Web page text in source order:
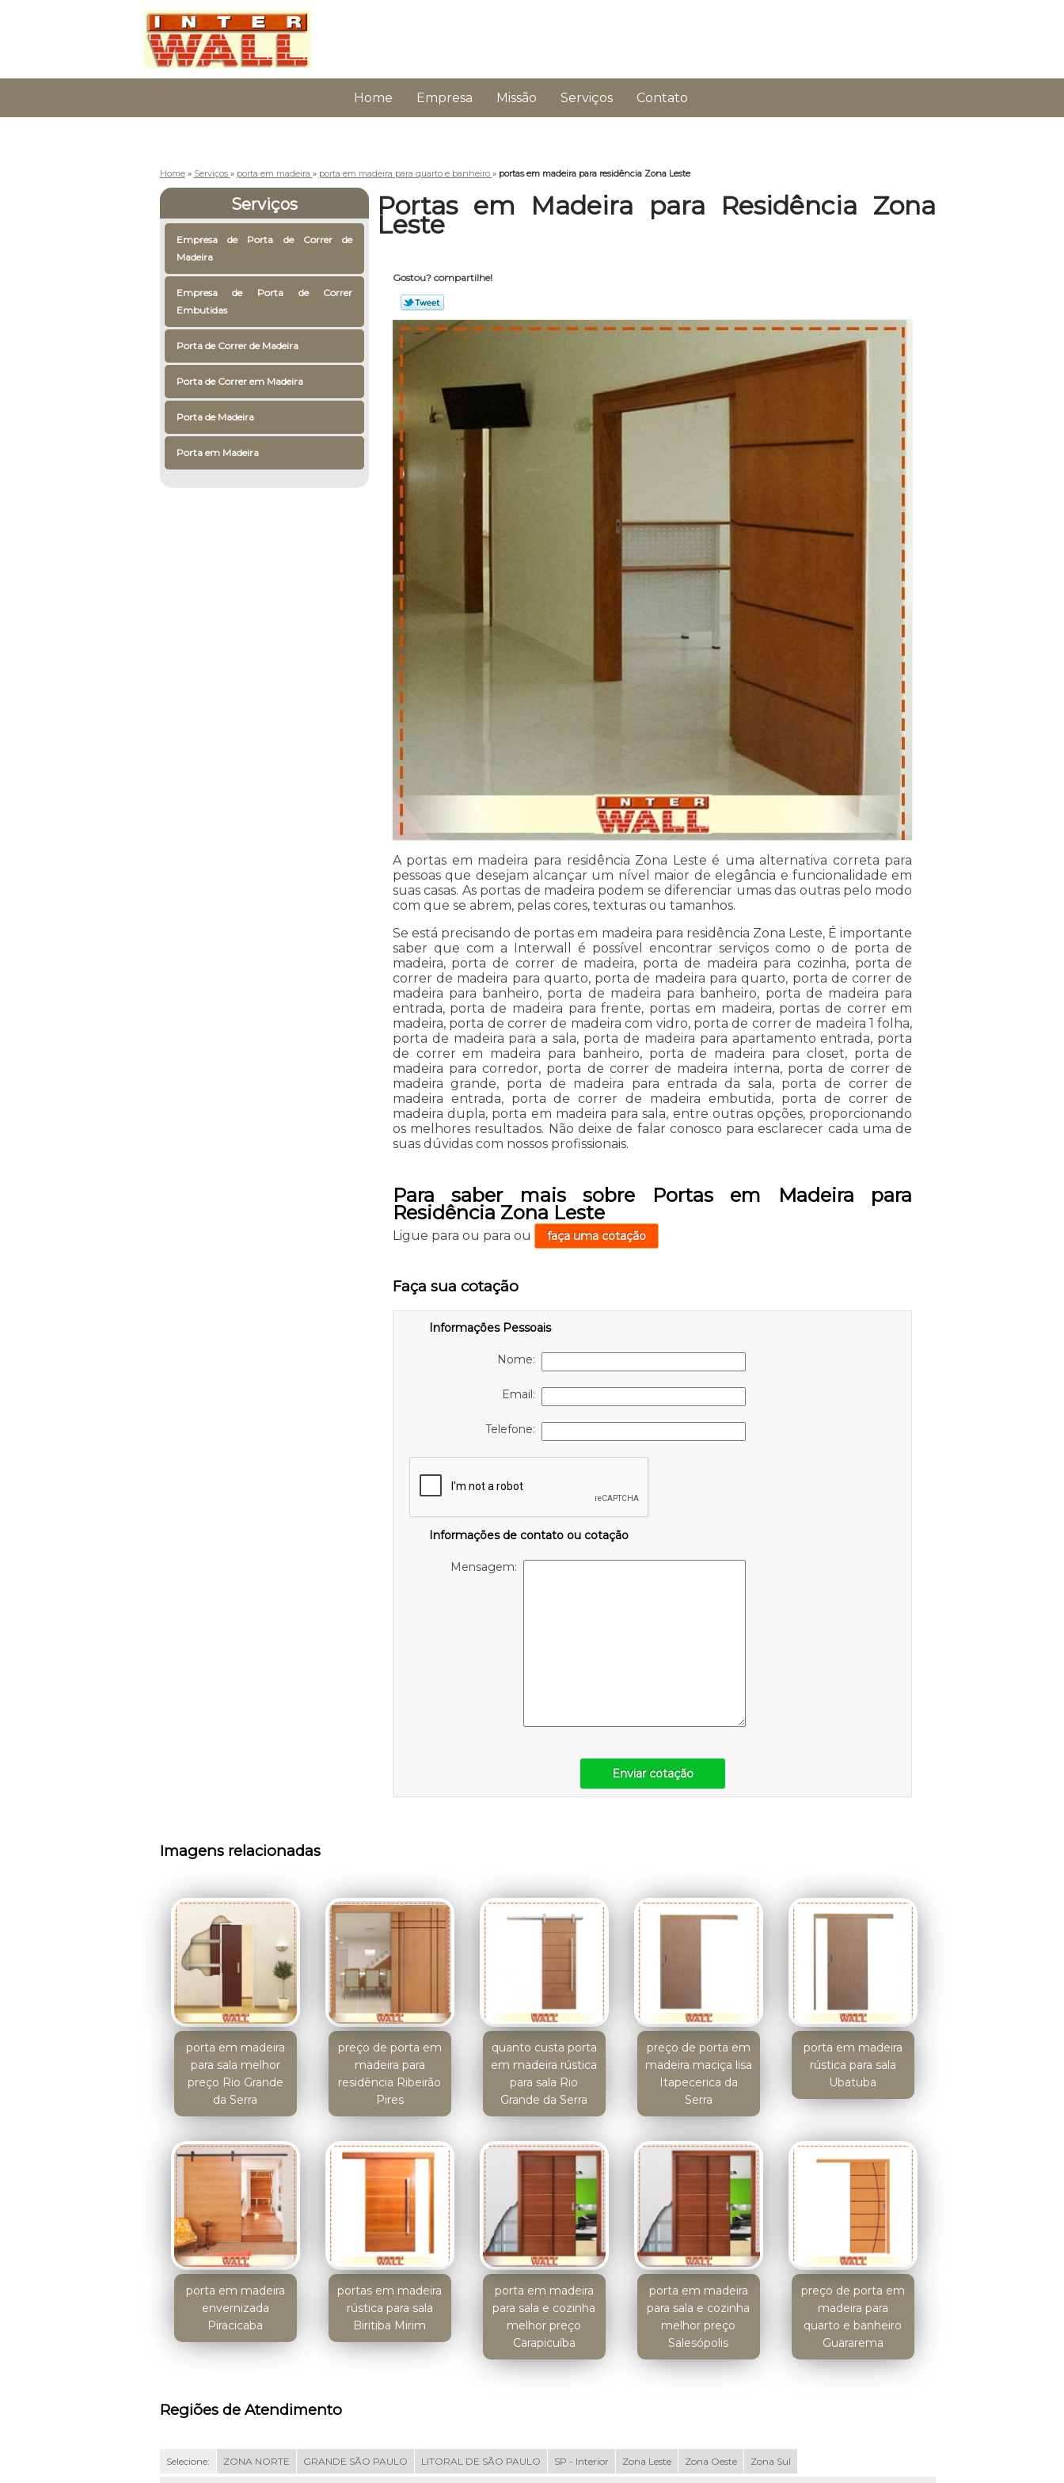
Home Empresa Missão Serviços Contato
Home » Serviços » porta em madeira » porta em madeira para quarto e banheiro » portas em madeira para residência Zona Leste
Serviços
Empresa de Porta de Correr de
Madeira
Empresa de Porta de Correr
Embutidas
Porta de Correr de Madeira
Porta de Correr em Madeira
Porta de Madeira
Porta em Madeira
Portas em Madeira para Residência Zona
Leste
Gostou? compartilhe!
A portas em madeira para residência Zona Leste é uma alternativa correta para
pessoas que desejam alcançar um nível maior de elegância e funcionalidade em
suas casas. As portas de madeira podem se diferenciar umas das outras pelo modo
com que se abrem, pelas cores, texturas ou tamanhos.
Se está precisando de portas em madeira para residência Zona Leste, É importante
saber que com a Interwall é possível encontrar serviços como o de porta de
madeira, porta de correr de madeira, porta de madeira para cozinha, porta de
correr de madeira para quarto, porta de madeira para quarto, porta de correr de
madeira para banheiro, porta de madeira para banheiro, porta de madeira para
entrada, porta de madeira para frente, portas em madeira, portas de correr em
madeira, porta de correr de madeira com vidro, porta de correr de madeira 1 folha,
porta de madeira para a sala, porta de madeira para apartamento entrada, porta
de correr em madeira para banheiro, porta de madeira para closet, porta de
madeira para corredor, porta de correr de madeira interna, porta de correr de
madeira grande, porta de madeira para entrada da sala, porta de correr de
madeira entrada, porta de correr de madeira embutida, porta de correr de
madeira dupla, porta em madeira para sala, entre outras opções, proporcionando
os melhores resultados. Não deixe de falar conosco para esclarecer cada uma de
suas dúvidas com nossos profissionais.
Para saber mais sobre Portas em Madeira para
Residência Zona Leste
Ligue para ou para ou faça uma cotação
Faça sua cotação
Informações Pessoais
Nome:
Email:
Telefone:
Informações de contato ou cotação
Mensagem:
Enviar cotação
Imagens relacionadas
porta em madeira
para sala melhor
preço Rio Grande
da Serra
preço de porta em
madeira para
residência Ribeirão
Pires
quanto custa porta
em madeira rústica
para sala Rio
Grande da Serra
preço de porta em
madeira maciça lisa
Itapecerica da
Serra
porta em madeira
rústica para sala
Ubatuba
porta em madeira
envernizada
Piracicaba
portas em madeira
rústica para sala
Biritiba Mirim
porta em madeira
para sala e cozinha
melhor preço
Carapicuíba
porta em madeira
para sala e cozinha
melhor preço
Salesópolis
preço de porta em
madeira para
quarto e banheiro
Guararema
Regiões de Atendimento
Selecione: ZONA NORTE GRANDE SÃO PAULO LITORAL DE SÃO PAULO SP - Interior Zona Leste Zona Oeste Zona Sul